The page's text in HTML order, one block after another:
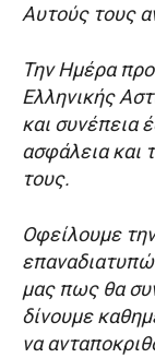
Αυτούς τους
Την Ημέρα
Ελληνικής
και συνέπεια
ασφάλεια και
τους.
Οφείλουμε
μας πως θα
δίνουμε
να